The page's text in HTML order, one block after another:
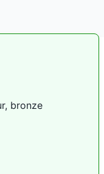
bronze